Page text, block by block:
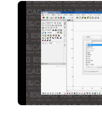
No.73 “マウスジェス
2D CAD